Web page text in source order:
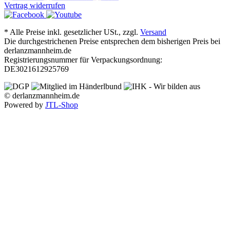
Vertrag widerrufen
* Alle Preise inkl. gesetzlicher USt., zzgl. Versand
Die durchgestrichenen Preise entsprechen dem bisherigen Preis bei
derlanzmannheim.de
Registrierungsnummer für Verpackungsordnung:
DE3021612925769
© derlanzmannheim.de
Powered by JTL-Shop